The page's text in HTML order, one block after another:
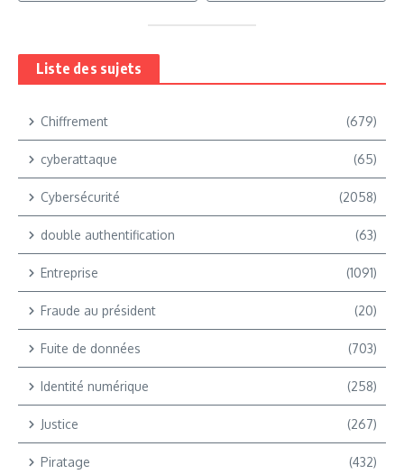
Liste des sujets
Chiffrement (679)
cyberattaque (65)
Cybersécurité (2058)
double authentification (63)
Entreprise (1091)
Fraude au président (20)
Fuite de données (703)
Identité numérique (258)
Justice (267)
Piratage (432)